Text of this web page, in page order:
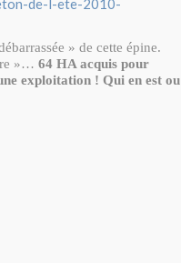
de-l-ete-2010-
» de cette épine.
»… 64 HA acquis pour
exploitation ! Qui en est ou